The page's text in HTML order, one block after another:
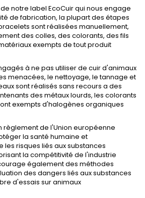
notre label EcoCuir qui nous engage
de fabrication, la plupart des étapes
sont réalisées manuellement,
des colles, des colorants, des fils
exempts de tout produit
à ne pas utiliser de cuir d'animaux
menacées, le nettoyage, le tannage et
sont réalisés sans recours a des
des métaux lourds, les colorants
exempts d'halogènes organiques
règlement de l'Union européenne
la santé humaine et
les risques liés aux substances
la compétitivité de l'industrie
également des méthodes
des dangers liés aux substances
d'essais sur animaux